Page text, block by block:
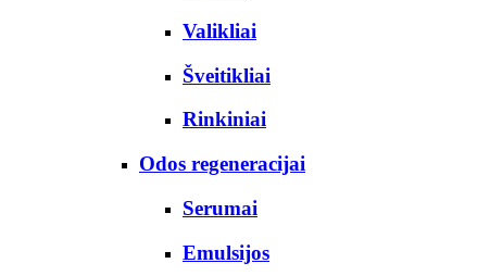
Valikliai
Šveitikliai
Rinkiniai
Odos regeneracijai
Serumai
Emulsijos